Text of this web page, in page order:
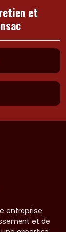
et
entreprise
et de